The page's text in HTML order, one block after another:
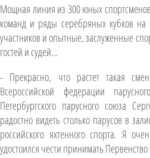
Мощная линия из 300 юных
команд и ряды серебряных кубков
участников и опытные, заслуженные
гостей и судей…
- Прекрасно, что растет такая
Всероссийской федерации
Петербургского парусного союза
радостно видеть столько парусов в
российского яхтенного спорта. Я
удостоился чести принимать